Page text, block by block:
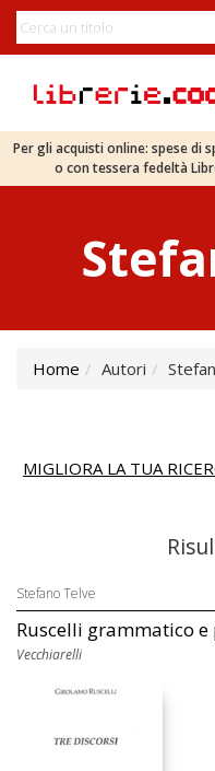
Per gli acquisti online: spese di
o con tessera fedeltà
Home Autori
MIGLIORA LA TUA
Stefano Telve
Ruscelli grammatico e
Vecchiarelli